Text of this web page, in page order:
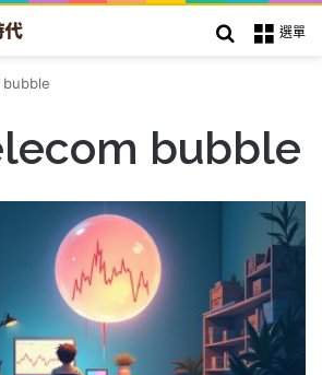
選單
搜索
bubble
bubble